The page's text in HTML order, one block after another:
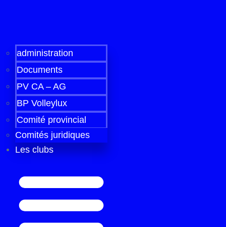
administration
Documents
PV CA – AG
BP Volleylux
Comité provincial
Comités juridiques
Les clubs